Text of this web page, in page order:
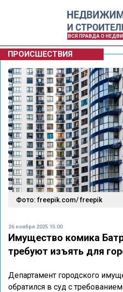
ВСЯ ПРАВДА О
ПРОИСШЕСТВИЯ
Фото: freepik.com/ freepik
26 ноября 2025 15:00
Имущество комика
требуют изъять для
Департамент городского
обратился в суд с